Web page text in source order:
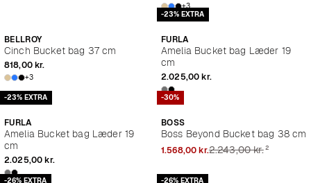
+3
BELLROY
Cinch Bucket bag 37 cm
818,00 kr.
+3
-23% EXTRA
FURLA
Amelia Bucket bag Læder 19
cm
2.025,00 kr.
-23% EXTRA
FURLA
Amelia Bucket bag Læder 19
cm
2.025,00 kr.
-30%
BOSS
Boss Beyond Bucket bag 38 cm
1.568,00 kr.2.243,00 kr.²
-26% EXTRA -26% EXTRA